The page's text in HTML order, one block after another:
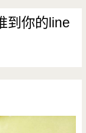
到你的line